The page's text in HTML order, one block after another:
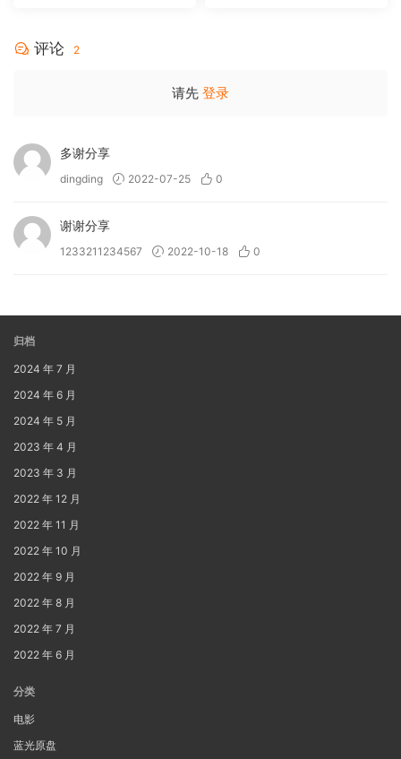
评论 2
请先 登录
多谢分享
dingding 2022-07-25 0
谢谢分享
1233211234567 2022-10-18 0
归档
2024 年 7 月
2024 年 6 月
2024 年 5 月
2023 年 4 月
2023 年 3 月
2022 年 12 月
2022 年 11 月
2022 年 10 月
2022 年 9 月
2022 年 8 月
2022 年 7 月
2022 年 6 月
分类
电影
蓝光原盘